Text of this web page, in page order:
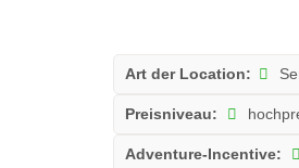
Art der Location:
Preisniveau:
Adventure-Incentive: